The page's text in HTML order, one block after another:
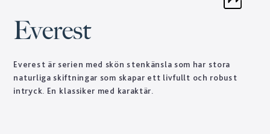
Everest
Everest är serien med skön stenkänsla som har stora
naturliga skiftningar som skapar ett livfullt och robust
intryck. En klassiker med karaktär.